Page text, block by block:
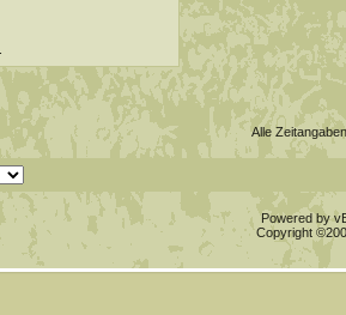
Alle
Powered by
Copyright